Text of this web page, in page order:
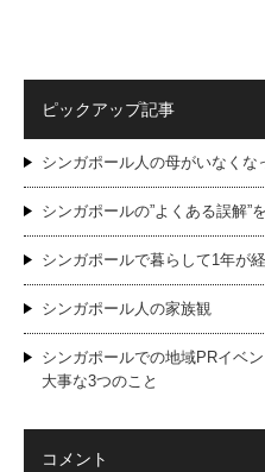
ピックアップ記事
シンガポール人の母がいなくな
シンガポールの”よくある誤解”
シンガポールで暮らして1年が経
シンガポール人の家族観
シンガポールでの地域PRイベ
大事な3つのこと
コメント